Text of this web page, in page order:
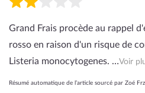
Grand Frais procède au rappel
rosso en raison d'un risque de
Listeria monocytogenes. …Voir
Résumé automatique de l’article sourcé par Zoé